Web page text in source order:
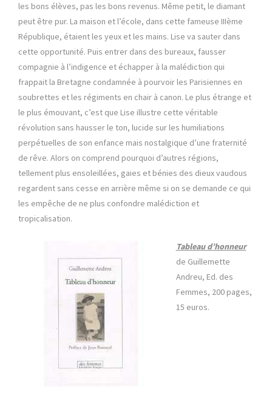
les bons élèves, pas les bons revenus. Même petit, le diamant
peut être pur. La maison et l’école, dans cette fameuse IIIème
République, étaient les yeux et les mains. Lise va sauter dans
cette opportunité. Puis entrer dans des bureaux, fausser
compagnie à l’indigence et échapper à la malédiction qui
frappait la Bretagne condamnée à pourvoir les Parisiennes en
soubrettes et les régiments en chair à canon. Le plus étrange et
le plus émouvant, c’est que Lise illustre cette véritable
révolution sans hausser le ton, lucide sur les humiliations
perpétuelles de son enfance mais nostalgique d’une fraternité
de rêve. Alors on comprend pourquoi d’autres régions,
tellement plus ensoleillées, gaies et bénies des dieux vaudous
regardent sans cesse en arrière même si on se demande ce qui
les empêche de ne plus confondre malédiction et
tropicalisation.
Tableau d’honneur
de Guillemette
Andreu, Ed. des
Femmes, 200 pages,
15 euros.